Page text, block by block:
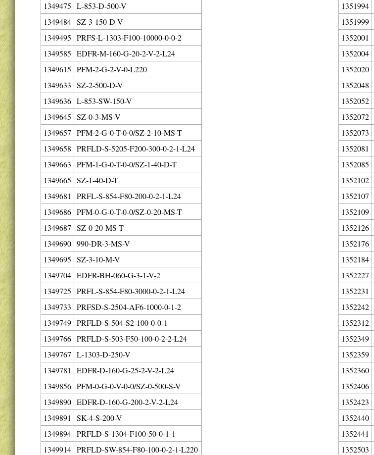
1349475 L-853-D-500-V
1349484 SZ-3-150-D-V
1349495 PRFS-L-1303-F100-10000-0-0-2
1349585 EDFR-M-160-G-20-2-V-2-L24
1349615 PFM-2-G-2-V-0-L220
1349633 SZ-2-500-D-V
1349636 L-853-SW-150-V
1349645 SZ-0-3-MS-V
1349657 PFM-2-G-0-T-0-0/SZ-2-10-MS-T
1349658 PRFLD-S-5205-F200-300-0-2-1-L24
1349663 PFM-1-G-0-T-0-0/SZ-1-40-D-T
1349665 SZ-1-40-D-T
1349681
PRFL-S-854-F80-200-0-2-1-L24
1349686 PFM-0-G-0-T-0-0/SZ-0-20-MS-T
1349687 SZ-0-20-MS-T
1349690 990-DR-3-MS-V
1349695 SZ-3-10-M-V
1349704 EDFR-BH-060-G-3-1-V-2
1349725 PRFL-S-854-F80-3000-0-2-1-L24
1349733 PRFSD-S-2504-AF6-1000-0-1-2
1349749 PRFLD-S-504-S2-100-0-0-1
1349766 PRFLD-S-503-F50-100-0-2-2-L24
1349767 L-1303-D-250-V
1349781
EDFR-D-160-G-25-2-V-2-L24
1349856 PFM-0-G-0-V-0-0/SZ-0-500-S-V
1349890 EDFR-D-160-G-200-2-V-2-L24
1349891
SK-4-S-200-V
1349894 PRFLD-S-1304-F100-50-0-1-1
1349914 PRFLD-SW-854-F80-100-0-2-1-L220
1351994
1351999
1352001
1352004
1352020
1352048
1352052
1352072
1352073
1352081
1352085
1352102
1352107
1352109
1352126
1352176
1352184
1352227
1352231
1352242
1352312
1352349
1352359
1352360
1352406
1352423
1352440
1352441
1352503